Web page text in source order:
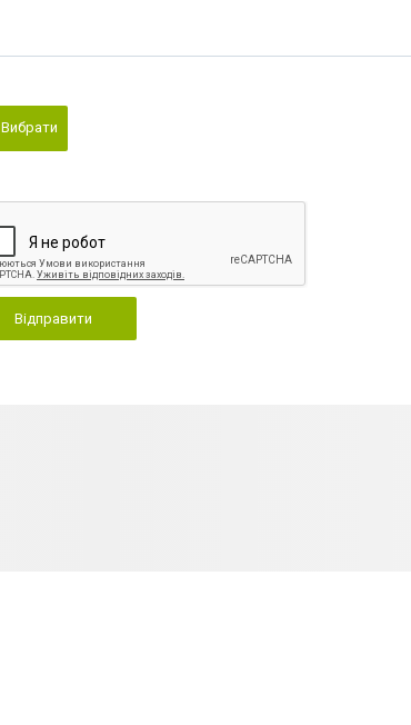
Вибрати
Відправити